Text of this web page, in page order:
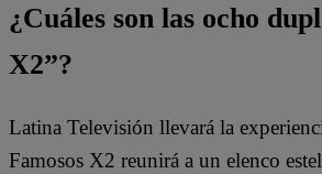
¿Cuáles son las ocho
X2”?
Latina Televisión llevará la
Famosos X2 reunirá a un elenco